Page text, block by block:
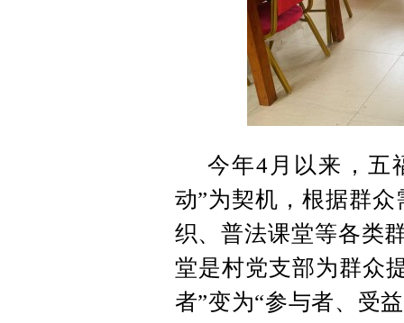
今年4月以来，五
动”为契机，根据群
织、普法课堂等各类
堂是村党支部为群众
者”变为“参与者、受